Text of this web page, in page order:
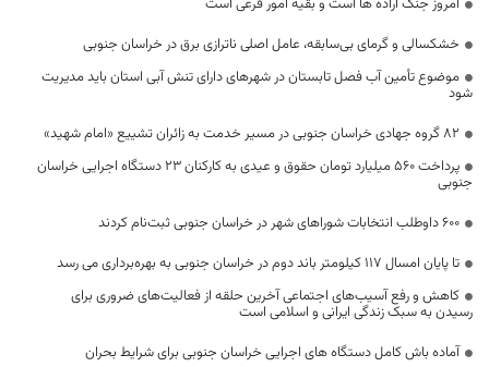
امروز جنگ اراده ها است و بقیه امور فرعی است
خشکسالی و گرمای بی‌سابقه، عامل اصلی ناترازی برق در خراسان جنوبی
موضوع تأمین آب فصل تابستان در شهرهای دارای تنش آبی استان باید مدیریت
شود
۸۲ گروه جهادی خراسان جنوبی در مسیر خدمت به زائران تشییع «امام شهید»
پرداخت 560 میلیارد تومان حقوق و عیدی به کارکنان 23 دستگاه اجرایی خراسان
جنوبی
۶۰۰ داوطلب انتخابات شوراهای شهر در خراسان جنوبی ثبت‌نام کردند
تا پایان امسال ۱۱۷ کیلومتر باند دوم در خراسان جنوبی به بهره‌برداری می رسد
کاهش و رفع آسیب‌های اجتماعی آخرین حلقه از فعالیت‌های ضروری برای
رسیدن به سبک زندگی ایرانی و اسلامی است
آماده باش کامل دستگاه های اجرایی خراسان جنوبی برای شرایط بحران